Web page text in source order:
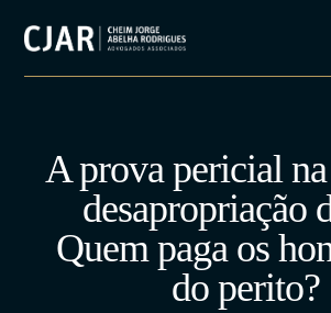
A prova pericial
desapropriação
Quem paga os
do perito?